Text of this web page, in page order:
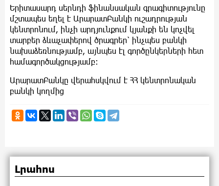
Երիտասարդ սերնդի ֆինանսական գրագիտությունը
մշտապես եղել է ԱրարատԲանկի ուշադրության
կենտրոնում, ինչի արդյունքում կյանքի են կոչվել
տարբեր ձևաչափերով ծրագրեր՝ ինչպես բանկի
նախաձեռնությամբ, այնպես էլ գործընկերների հետ
համագործակցությամբ։
ԱրարատԲանկը վերահսկվում է ՀՀ կենտրոնական
բանկի կողմից
Լրահոս